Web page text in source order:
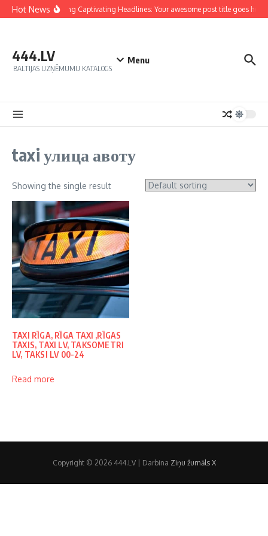
Hot NewsCrafting Captivating Headlines: Your awesome post title goes here
444.LV
BALTIJAS UZŅĒMUMU KATALOGS
Menu
taxi улица авоту
Showing the single result
TAXI RĪGA, RĪGA TAXI ,RĪGAS
TAXIS, TAXI LV, TAKSOMETRI
LV, TAKSI LV 00-24
Read more
Copyright © 2026 444.LV | Darbina Ziņu žurnāls X